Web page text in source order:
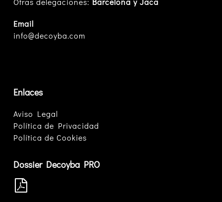
Email
info@decoyba.com
Enlaces
Aviso Legal
Política de Privacidad
Política de Cookies
Dossier Decoyba PRO